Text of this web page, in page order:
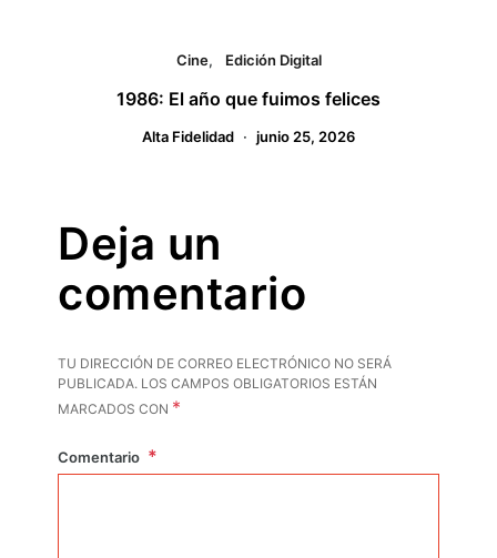
Cine Edición Digital
1986: El año que fuimos felices
Alta Fidelidad junio 25, 2026
Deja un
comentario
TU DIRECCIÓN DE CORREO ELECTRÓNICO NO SERÁ
PUBLICADA. LOS CAMPOS OBLIGATORIOS ESTÁN
MARCADOS CON *
Comentario